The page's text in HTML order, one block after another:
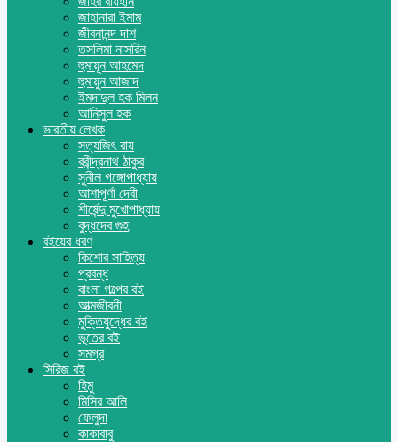
জাহানারা ইমাম
জীবনানন্দ দাশ
তসলিমা নাসরিন
হুমায়ূন আহমেদ
হুমায়ুন আজাদ
ইমদাদুল হক মিলন
আনিসুল হক
ভারতীয় লেখক
সত্যজিৎ রায়
রবীন্দ্রনাথ ঠাকুর
সুনীল গঙ্গোপাধ্যায়
আশাপূর্ণা দেবী
শীর্ষেন্দু মুখোপাধ্যায়
বুদ্ধদেব গুহ
বইয়ের ধরণ
কিশোর সাহিত্য
প্রবন্ধ
বাংলা গল্পের বই
আত্মজীবনী
মুক্তিযুদ্ধের বই
ভূতের বই
সমগ্র
সিরিজ বই
হিমু
মিসির আলি
ফেলুদা
কাকাবাবু